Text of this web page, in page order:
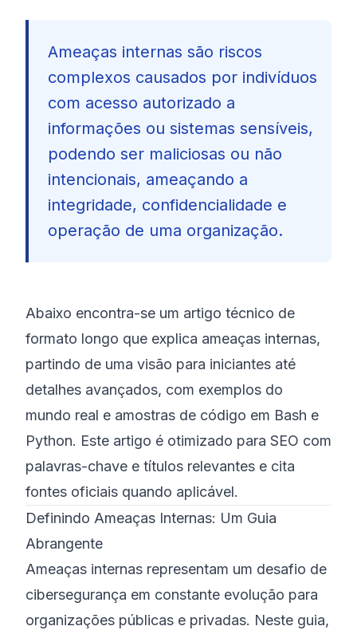
©2026 Bootcamp de Cibersegurança 8200
Ameaças internas são riscos
complexos causados por indivíduos
com acesso autorizado a
informações ou sistemas sensíveis,
podendo ser maliciosas ou não
intencionais, ameaçando a
integridade, confidencialidade e
operação de uma organização.
Abaixo encontra-se um artigo técnico de
formato longo que explica ameaças internas,
partindo de uma visão para iniciantes até
detalhes avançados, com exemplos do
mundo real e amostras de código em Bash e
Python. Este artigo é otimizado para SEO com
palavras-chave e títulos relevantes e cita
fontes oficiais quando aplicável.
Definindo Ameaças Internas: Um Guia
Abrangente
Ameaças internas representam um desafio de
cibersegurança em constante evolução para
organizações públicas e privadas. Neste guia,